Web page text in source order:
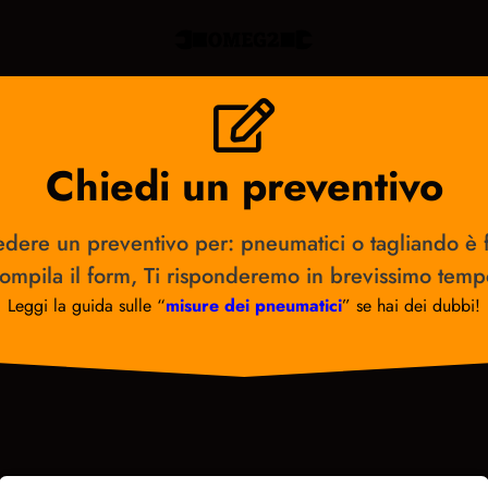
Chiedi un preventivo
un preventivo per: pneumatici o tagliando è
il form, Ti risponderemo in brevissimo
Leggi la guida sulle “misure dei pneumatici” se hai dei dubbi!